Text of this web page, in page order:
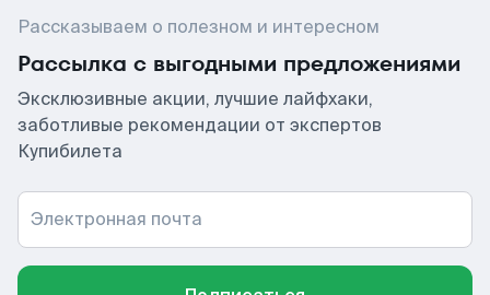
Рассказываем о полезном и интересном
Рассылка с выгодными предложениями
Эксклюзивные акции, лучшие лайфхаки,
заботливые рекомендации от экспертов
Купибилета
Электронная почта